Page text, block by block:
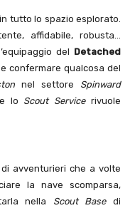
tutto lo spazio esplorato.
affidabile, robusta…
del Detached
confermare qualcosa del
nel settore Spinward
lo Scout Servicerivuole
avventurieri che a volte
la nave scomparsa,
nella Scout Base di